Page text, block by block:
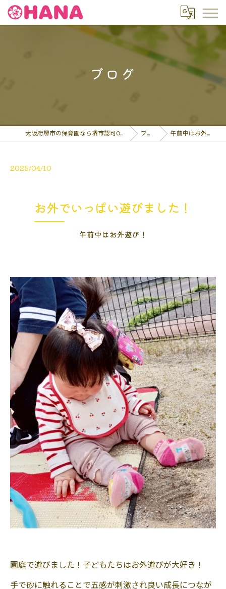
ブログ
大阪府堺市の保育園なら堺市認可OHANA保育園 ブログ 午前中はお外遊び！…
2025/04/10
お外でいっぱい遊びました！
午前中はお外遊び！
園庭で遊びました！子どもたちはお外遊びが大好き！
手で砂に触れることで五感が刺激され良い成長につなが